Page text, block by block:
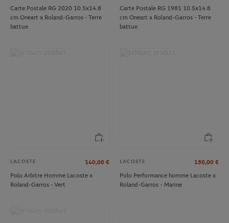
Carte Postale RG 2020 10.5x14.8
cm Oneart x Roland-Garros - Terre
battue
Carte Postale RG 1981 10.5x14.8
cm Oneart x Roland-Garros - Terre
battue
LACOSTE 140,00 €
Polo Arbitre Homme Lacoste x
Roland-Garros - Vert
LACOSTE 150,00 €
Polo Performance homme Lacoste x
Roland-Garros - Marine